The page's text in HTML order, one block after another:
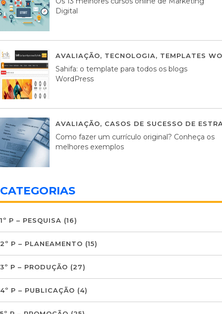
Digital
AVALIAÇÃO, TECNOLOGIA, TEMPLATES
Sahifa: o template para todos os blogs
WordPress
AVALIAÇÃO, CASOS DE SUCESSO DE
Como fazer um currículo original? Conheça os
melhores exemplos
CATEGORIAS
1º P – PESQUISA (16)
2º P – PLANEAMENTO (15)
3º P – PRODUÇÃO (27)
4º P – PUBLICAÇÃO (4)